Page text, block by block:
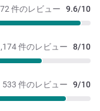
件のレビュー 9.6/10
件のレビュー 8/10
533 件のレビュー 9/10